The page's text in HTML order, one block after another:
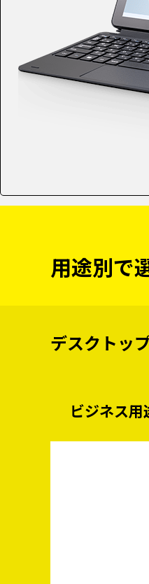
用途別で
デスクトッ
ビジネス用